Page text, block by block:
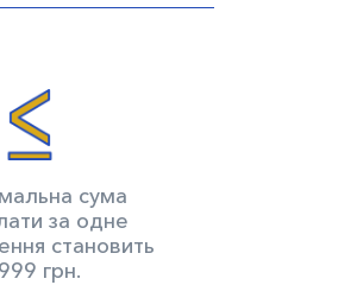
сума
за одне
становить
грн.